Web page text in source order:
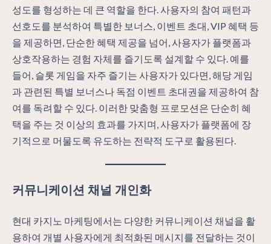
성도를 형성하는 데 큰 역할을 한다. 사용자의 참여 패턴과
선호도를 분석하여 특별한 보너스, 이벤트 초대, VIP 혜택 등
을 제공하면, 단순한 혜택 제공을 넘어, 사용자가 플랫폼과
상호작용하는 경험 자체를 즐기도록 설계할 수 있다. 예를
들어, 슬롯 게임을 자주 즐기는 사용자가 있다면, 해당 게임
과 관련된 특별 보너스나 독점 이벤트 초대권을 제공하여 참
여를 독려할 수 있다. 이러한 맞춤형 프로모션은 단순히 혜
택을 주는 것 이상의 효과를 가지며, 사용자가 플랫폼에 장
기적으로 머물도록 유도하는 전략적 도구로 활용된다.
커뮤니케이션 채널 개인화
현대 카지노 마케팅에서는 다양한 커뮤니케이션 채널을 활
용하여 개별 사용자에게 최적화된 메시지를 전달하는 것이